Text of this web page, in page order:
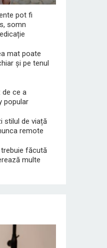
pot fi
somn
mat poate
și pe tenul
de ce a
popular
stilul de viață
remote
făcută
multe